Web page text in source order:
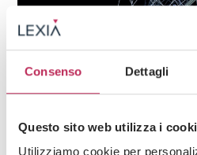
Consenso Dettagli
Questo sito web utilizza i
Utilizziamo cookie per
11 de mayo de 2023